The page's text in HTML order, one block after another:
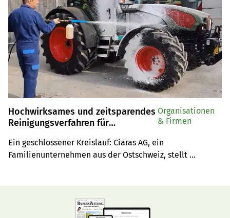
Hochwirksames und zeitsparendes
Reinigungsverfahren für
Ein geschlossener Kreislauf: Ciaras AG, ein
Familienunternehmen aus der Ostschweiz, stellt
Organisationen
& Firmen